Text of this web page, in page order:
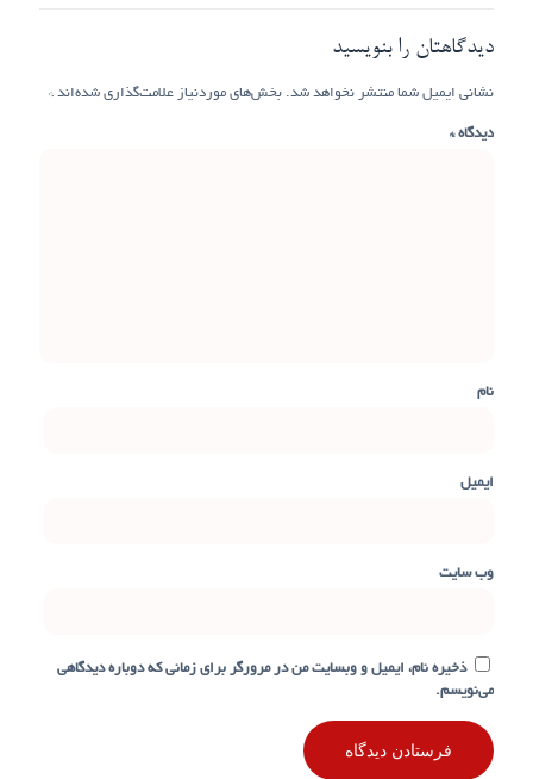
دیدگاهتان را بنویسید
نشانی ایمیل شما منتشر نخواهد شد. بخش‌های موردنیاز علامت‌گذاری شده‌اند *
دیدگاه*
نام
ایمیل
وب‌ سایت
ذخیره نام، ایمیل و وبسایت من در مرورگر برای زمانی که دوباره دیدگاهی
می‌نویسم.